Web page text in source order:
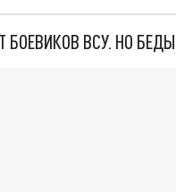
БОЕВИКОВ ВСУ. НО